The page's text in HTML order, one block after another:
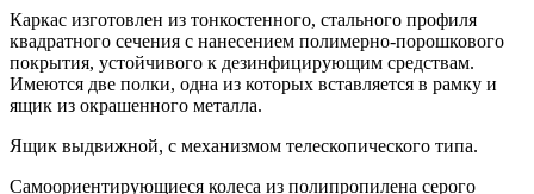
Каркас изготовлен из тонкостенного, стального профиля
квадратного сечения с нанесением полимерно-порошкового
покрытия, устойчивого к дезинфицирующим средствам.
Имеются две полки, одна из которых вставляется в рамку и
ящик из окрашенного металла.
Ящик выдвижной, с механизмом телескопического типа.
Самоориентирующиеся колеса из полипропилена серого